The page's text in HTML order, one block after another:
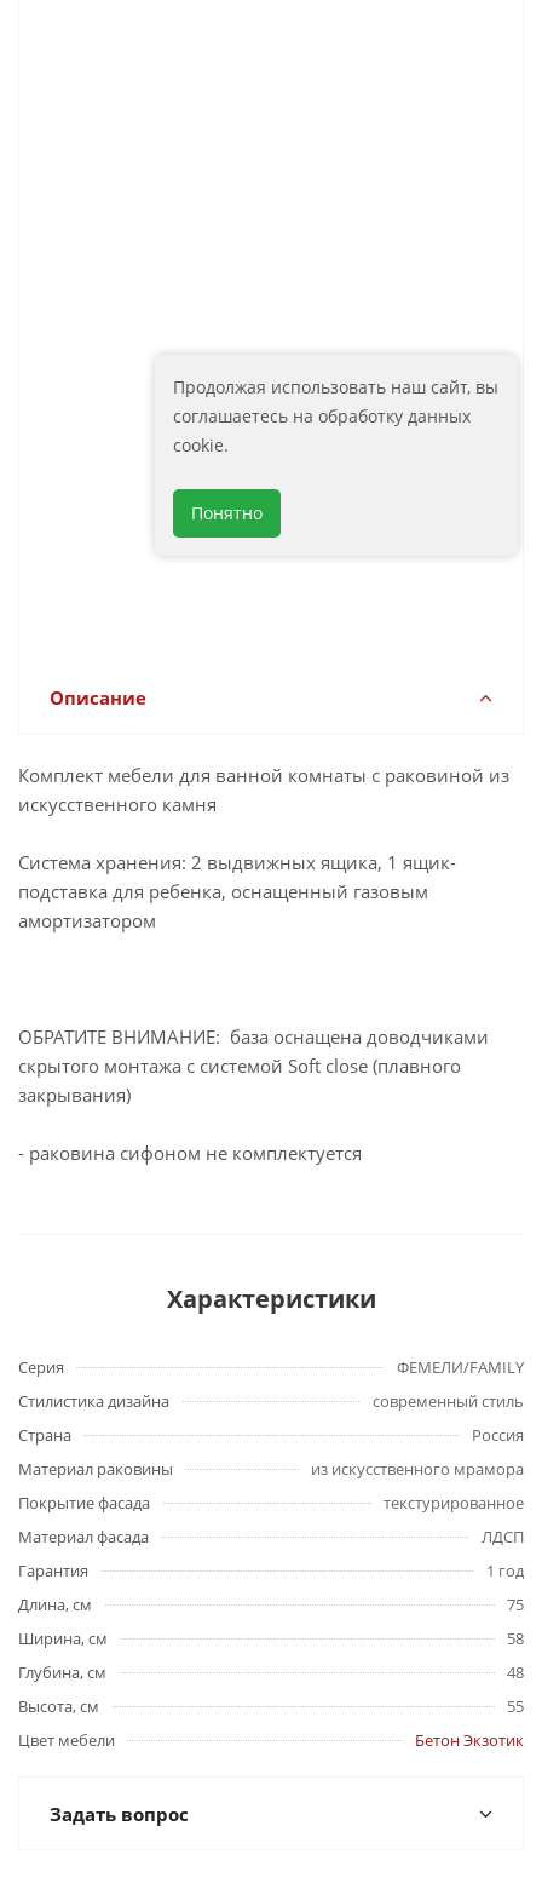
Шкаф подвесной Art&Max
ФЕМЕЛИ FAMILY 150см Бетон
Описание
Комплект мебели для ванной комнаты с раковиной из
искусственного камня
Система хранения: 2 выдвижных ящика, 1 ящик-
подставка для ребенка, оснащенный газовым
амортизатором
ОБРАТИТЕ ВНИМАНИЕ: база оснащена доводчиками
скрытого монтажа с системой Soft close (плавного
закрывания)
- раковина сифоном не комплектуется
Характеристики
Серия
ФЕМЕЛИ/FAMILY
Стилистика дизайна
современный стиль
Страна
Россия
Материал раковины
из искусственного мрамора
Покрытие фасада
текстурированное
Материал фасада
ЛДСП
Гарантия
1 год
Длина, см
75
Ширина, см
58
Глубина, см
48
Высота, см
55
Цвет мебели
Бетон Экзотик
Задать вопрос
Продолжая использовать наш сайт, вы
соглашаетесь на обработку данных
cookie.
Понятно